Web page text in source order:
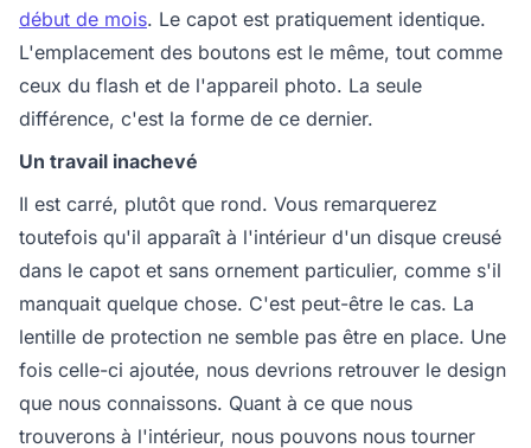
début de mois. Le capot est pratiquement identique.
L'emplacement des boutons est le même, tout comme
ceux du flash et de l'appareil photo. La seule
différence, c'est la forme de ce dernier.
Un travail inachevé
Il est carré, plutôt que rond. Vous remarquerez
toutefois qu'il apparaît à l'intérieur d'un disque creusé
dans le capot et sans ornement particulier, comme s'il
manquait quelque chose. C'est peut-être le cas. La
lentille de protection ne semble pas être en place. Une
fois celle-ci ajoutée, nous devrions retrouver le design
que nous connaissons. Quant à ce que nous
trouverons à l'intérieur, nous pouvons nous tourner